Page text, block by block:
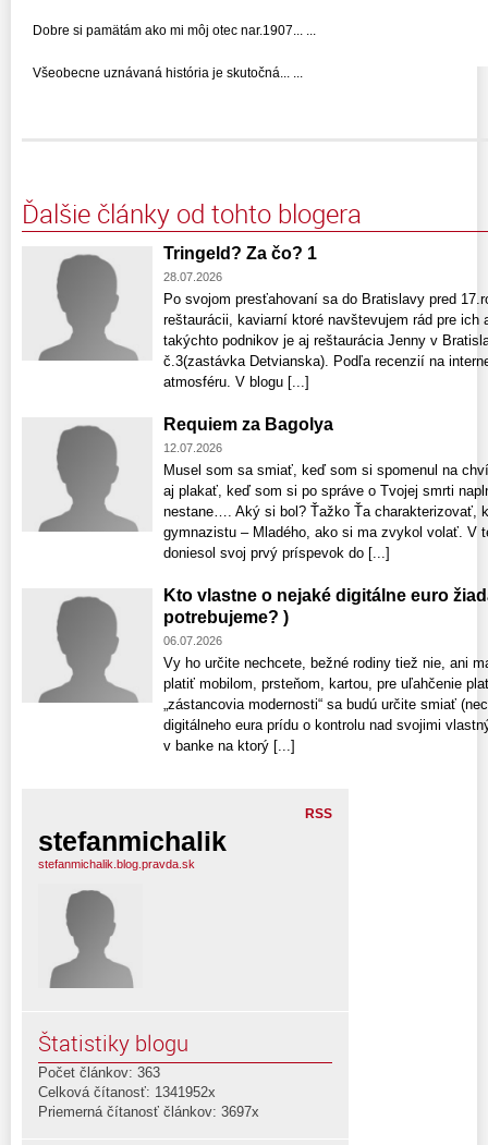
Dobre si pamätám ako mi môj otec nar.1907... ...
Všeobecne uznávaná história je skutočná... ...
Ďalšie články od tohto blogera
Tringeld? Za čo? 1
28.07.2026
Po svojom presťahovaní sa do Bratislavy pred
reštaurácii, kaviarní ktoré navštevujem rád pre
takýchto podnikov je aj reštaurácia Jenny v
č.3(zastávka Detvianska). Podľa recenzií na
atmosféru. V blogu [...]
Requiem za Bagolya
12.07.2026
Musel som sa smiať, keď som si spomenul na
aj plakať, keď som si po správe o Tvojej smrti
nestane…. Aký si bol? Ťažko Ťa charakterizovať,
gymnazistu – Mladého, ako si ma zvykol volať. V
doniesol svoj prvý príspevok do [...]
Kto vlastne o nejaké digitálne euro
potrebujeme? )
06.07.2026
Vy ho určite nechcete, bežné rodiny tiež nie, ani
platiť mobilom, prsteňom, kartou, pre uľahčenie
„zástancovia modernosti“ sa budú určite smiať
digitálneho eura prídu o kontrolu nad svojimi
v banke na ktorý [...]
RSS
stefanmichalik
stefanmichalik.blog.pravda.sk
Štatistiky blogu
Počet článkov: 363
Celková čítanosť: 1341952x
Priemerná čítanosť článkov: 3697x